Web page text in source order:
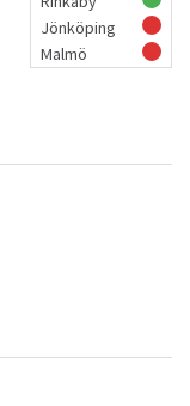
Jönköping
Malmö